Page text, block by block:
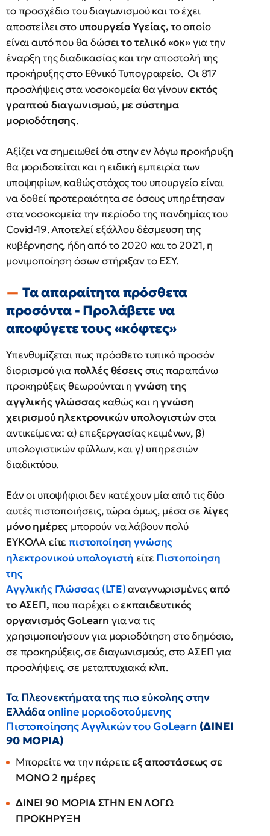
το προσχέδιο του διαγωνισμού και το έχει
αποστείλει στο υπουργείο Υγείας, το οποίο
είναι αυτό που θα δώσειτο τελικό «οκ»για την
έναρξη της διαδικασίας και την αποστολή της
προκήρυξης στο Εθνικό Τυπογραφείο. Οι 817
προσλήψεις στα νοσοκομεία θα γίνουνεκτός
γραπτού διαγωνισμού, με σύστημα
μοριοδότησης.
Αξίζει να σημειωθεί ότι στην εν λόγω προκήρυξη
θα μοριδοτείται και η ειδική εμπειρία των
υποψηφίων, καθώς στόχος του υπουργείο είναι
να δοθεί προτεραιότητα σε όσους υπηρέτησαν
στα νοσοκομεία την περίοδο της πανδημίας του
Covid-19. Αποτελεί εξάλλου δέσμευση της
κυβέρνησης, ήδη από το 2020 και το 2021, η
μονιμοποίηση όσων στήριξαν το ΕΣΥ.
Τα απαραίτητα πρόσθετα
προσόντα - Προλάβετε να
αποφύγετε τους «κόφτες»
Υπενθυμίζεται πως πρόσθετο τυπικό προσόν
διορισμού γιαπολλές θέσειςστις παραπάνω
προκηρύξεις θεωρούνται η γνώση της
αγγλικής γλώσσαςκαθώς και ηγνώση
χειρισμού ηλεκτρονικών υπολογιστώνστα
αντικείμενα: α) επεξεργασίας κειμένων, β)
υπολογιστικών φύλλων, και γ) υπηρεσιών
διαδικτύου.
Εάν οι υποψήφιοι δεν κατέχουν μία από τις δύο
αυτές πιστοποιήσεις, τώρα όμως, μέσα σε λίγες
μόνο ημέρες μπορούν να λάβουν πολύ
ΕΥΚΟΛΑ είτεπιστοποίηση γνώσης
ηλεκτρονικού υπολογιστή είτε Πιστοποίηση
της
Αγγλικής Γλώσσας (LTE)αναγνωρισμένεςαπό
το ΑΣΕΠ, που παρέχει οεκπαιδευτικός
οργανισμός GoLearn για να τις
χρησιμοποιήσουν για μοριοδότηση στο δημόσιο,
σε προκηρύξεις, σε διαγωνισμούς, στο ΑΣΕΠ για
προσλήψεις, σε μεταπτυχιακά κλπ.
Τα Πλεονεκτήματα της πιο εύκολης στην
Ελλάδαonline μοριοδοτούμενης
Πιστοποίησης Αγγλικών του GoLearn (ΔΙΝΕΙ
90 ΜΟΡΙΑ)
Μπορείτε να την πάρετεεξ αποστάσεως σε
ΜΟΝΟ 2 ημέρες
ΔΙΝΕΙ 90 ΜΟΡΙΑ ΣΤΗΝ ΕΝ ΛΟΓΩ
ΠΡΟΚΗΡΥΞΗ